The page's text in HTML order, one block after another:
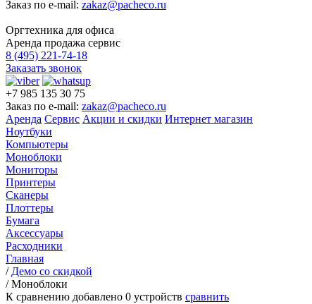
Заказ по e-mail: zakaz@pacheco.ru
Оргтехника для офиса
Аренда продажа сервис
8 (495) 221-74-18
Заказать звонок
+7 985 135 30 75
Заказ по e-mail: zakaz@pacheco.ru
Аренда Сервис Акции и скидки Интернет магазин
Ноутбуки
Компьютеры
Моноблоки
Мониторы
Принтеры
Сканеры
Плоттеры
Бумага
Аксессуары
Расходники
Главная
/ Демо со скидкой
/Моноблоки
К сравнению добавлено 0 устройств сравнить